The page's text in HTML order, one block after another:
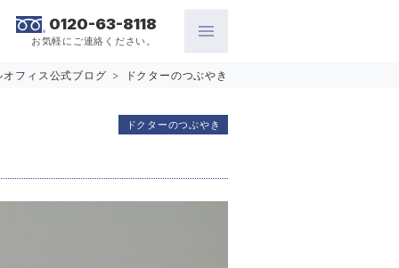
0120-63-8118
お気軽にご連絡ください。
オフィス公式ブログ > ドクターのつぶやき
ドクターのつぶやき